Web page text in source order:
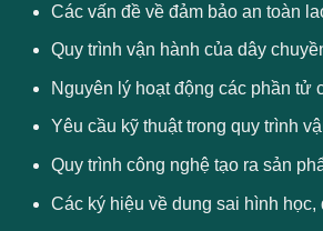
Các vấn đề về đảm bảo an toàn
Quy trình vận hành của dây
Nguyên lý hoạt động các phần tử
Yêu cầu kỹ thuật trong quy trình
Quy trình công nghệ tạo ra sản
Các ký hiệu về dung sai hình học,